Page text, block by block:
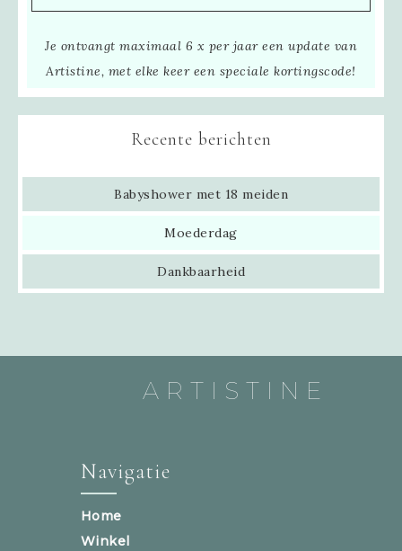
Je ontvangt maximaal 6 x per jaar een update van
Artistine, met elke keer een speciale kortingscode!
Recente berichten
Babyshower met 18 meiden
Moederdag
Dankbaarheid
ARTISTINE
Navigatie
Home
Winkel